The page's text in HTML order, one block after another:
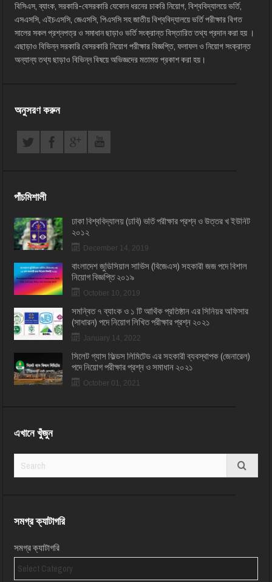
বিসিএস, ব্যাংক, সরকারি-বেসরকারি যেকোন ধরনের চাকরি নিয়োগ, বিশ্ববিদ্যালয়ে ভর্তি,
এসএসসি, এইচএসসি, জেএসসি, পিএসসি সহ জাতীয় বিশ্ববিদ্যালয়ে ভর্তি পরীক্ষার বিগত
সালের সকল প্রশ্নপত্র ও সমাধান ছাড়াও ভর্তি সংক্রান্ত বিস্তারিত তথ্য প্রদান করা হয় ।
এছাড়াও বিভিন্ন সরকারি বেসরকারি নিয়োগ পরীক্ষার বিজ্ঞপ্তি, ফলাফল ও নিয়োগ সংক্রান্ত
অন্যান্য তথ্য ছাড়াও বিভিন্ন বিষয়ে অভিজ্ঞদের মতামত প্রকাশ করা হয়।
অনুসরণ করুন
পাঁচমিশালী
ঢাকা বিশ্ববিদ্যালয় (ঢাবি) ভর্তি পরীক্ষার প্রশ্ন ও উত্তর খ ইউনিট
২০১২
December 14, 2019
বাংলাদেশ জুডিসিয়াল সার্ভিস (বিজেএস) সহকারী জজ পদে বিশাল
নিয়োগ বিজ্ঞপ্তি ২০১৯
October 10, 2019
সমন্বিত ৭ ব্যাংক ও ১ টি আর্থিক প্রতিষ্ঠান এর সিনিয়র অফিসার
(সাধারন) পদে নিয়োগ লিখিত পরীক্ষার প্রশ্ন ২০২১
January 14, 2022
সিলেট গ্যাস ফিল্ডস লিমিটেড এর সহকারী ব্যবস্থাপক (জেনারেল)
পদে নিয়োগ পরীক্ষার প্রশ্ন ও সমাধান ২০২১
October 01, 2021
এখানে খুঁজুন
সমগ্র ক্যাটাগরি
সমগ্র ক্যাটাগরি